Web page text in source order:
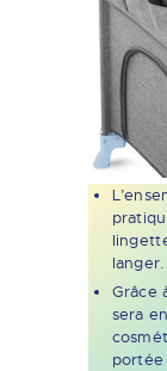
langer.
Grâce
sera